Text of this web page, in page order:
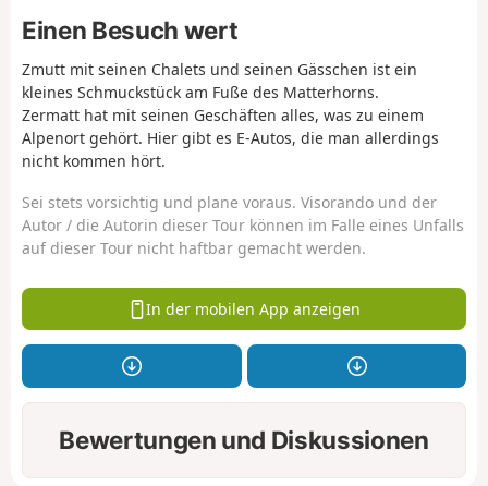
Einen Besuch wert
Zmutt mit seinen Chalets und seinen Gässchen ist ein
kleines Schmuckstück am Fuße des Matterhorns.
Zermatt hat mit seinen Geschäften alles, was zu einem
Alpenort gehört. Hier gibt es E-Autos, die man allerdings
nicht kommen hört.
Sei stets vorsichtig und plane voraus. Visorando und der
Autor / die Autorin dieser Tour können im Falle eines Unfalls
auf dieser Tour nicht haftbar gemacht werden.
In der mobilen App anzeigen
Bewertungen und Diskussionen